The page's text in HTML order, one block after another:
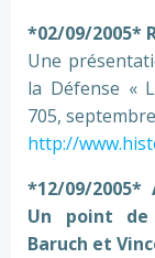
*02/09/2005*
Une
la Défense «
705,
http://
*12/09/2005*
Un point de
Baruch et